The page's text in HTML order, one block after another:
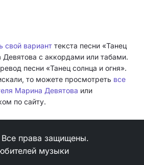
свой вариант текста песни «Танец
Девятова с аккордами или табами.
песни «Танец солнца и огня».
то можете просмотреть все
Марина Девятова или
по сайту.
права защищены.
музыки